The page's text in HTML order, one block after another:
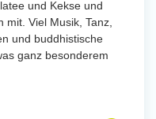
und Kekse und
mit. Viel Musik, Tanz,
und buddhistische
ganz besonderem